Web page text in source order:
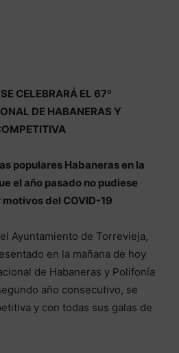
CELEBRARÁ EL 67º
DE HABANERAS Y
populares Habaneras en la
el año pasado no pudiese
del COVID-19
Ayuntamiento de Torrevieja,
en la mañana de hoy
de Habaneras y Polifonía
año consecutivo, se
y con todas sus galas de